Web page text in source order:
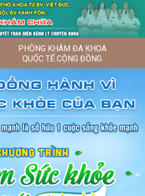
PHÒNG KHÁM ĐA KHOA
QUỐC TẾ CỘNG ĐỒNG